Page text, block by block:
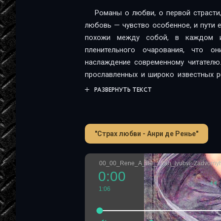
Романы о любви, о первой
любовь — чувство особенное, и пути
похожи между собой, в каждом
пленительного очарования, что
наслаждение современному
прославленных и широко известных
прошлое», «Дважды любимая» или «По
психологических проблем и
внешних обстоятельств, случайных
«внутренней» обстановки или
старинного поместья или уголка
названных вещах его.
является столь любимая автором
живописной реальности или как
РАЗВЕРНУТЬ ТЕКСТ
"Страх любви - Анри де Ренье"
100
0:00
1:06